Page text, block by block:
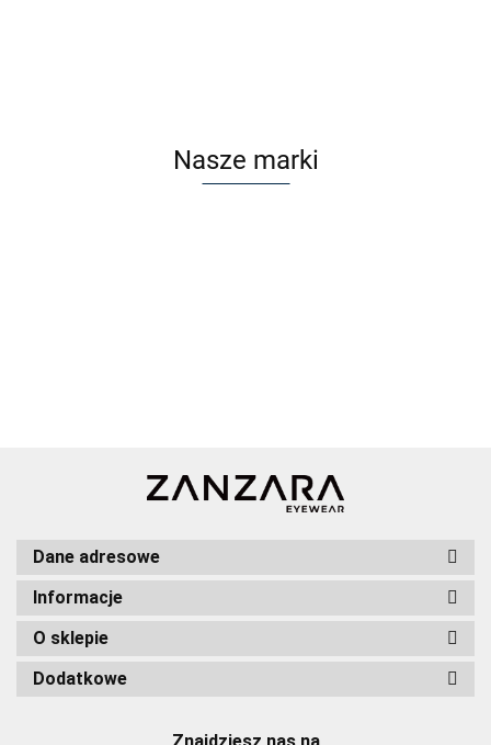
Nasze marki
Dane adresowe
Informacje
O sklepie
Dodatkowe